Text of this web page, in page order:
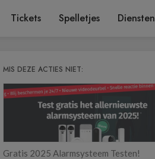
Tickets Spelletjes Diensten
MIS DEZE ACTIES NIET:
Gratis 2025 Alarmsysteem Testen!